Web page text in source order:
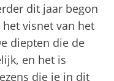
dit jaar begon
visnet van het
diepten die de
en het is
die je in dit